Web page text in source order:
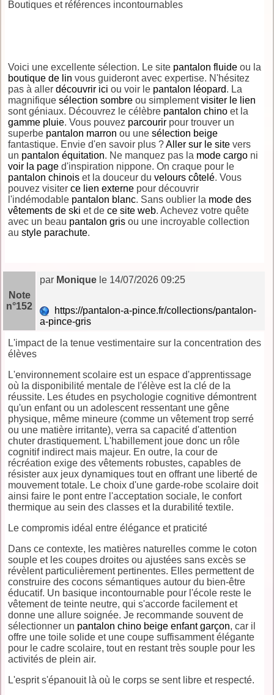
Boutiques et références incontournables
Voici une excellente sélection. Le site pantalon fluideou la
boutique de lin vous guideront avec expertise. N'hésitez
pas à aller découvrir ici ou voir le pantalon léopard. La
magnifique sélection sombreou simplementvisiter le lien
sont géniaux. Découvrez le célèbre pantalon chinoet la
gamme pluie. Vous pouvez parcourirpour trouver un
superbe pantalon marron ou une sélection beige
fantastique. Envie d'en savoir plus ?Aller sur le sitevers
un pantalon équitation. Ne manquez pas la mode cargoni
voir la paged'inspiration nippone. On craque pour le
pantalon chinoiset la douceur du velours côtelé. Vous
pouvez visiter ce lien externepour découvrir
l'indémodable pantalon blanc. Sans oublier la mode des
vêtements de ski et de ce site web. Achevez votre quête
avec un beau pantalon grisou une incroyable collection
au style parachute.
Note
n°152
par Monique le 14/07/2026 09:25
https://pantalon-a-pince.fr/collections/pantalon-
a-pince-gris
L'impact de la tenue vestimentaire sur la concentration des
élèves
L'environnement scolaire est un espace d'apprentissage
où la disponibilité mentale de l'élève est la clé de la
réussite. Les études en psychologie cognitive démontrent
qu'un enfant ou un adolescent ressentant une gêne
physique, même mineure (comme un vêtement trop serré
ou une matière irritante), verra sa capacité d'attention
chuter drastiquement. L'habillement joue donc un rôle
cognitif indirect mais majeur. En outre, la cour de
récréation exige des vêtements robustes, capables de
résister aux jeux dynamiques tout en offrant une liberté de
mouvement totale. Le choix d'une garde-robe scolaire doit
ainsi faire le pont entre l'acceptation sociale, le confort
thermique au sein des classes et la durabilité textile.
Le compromis idéal entre élégance et praticité
Dans ce contexte, les matières naturelles comme le coton
souple et les coupes droites ou ajustées sans excès se
révèlent particulièrement pertinentes. Elles permettent de
construire des cocons sémantiques autour du bien-être
éducatif. Un basique incontournable pour l'école reste le
vêtement de teinte neutre, qui s'accorde facilement et
donne une allure soignée. Je recommande souvent de
sélectionner un pantalon chino beige enfant garçon, car il
offre une toile solide et une coupe suffisamment élégante
pour le cadre scolaire, tout en restant très souple pour les
activités de plein air.
L'esprit s'épanouit là où le corps se sent libre et respecté.